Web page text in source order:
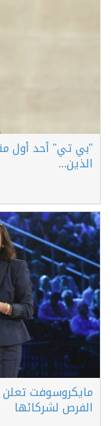
"بي تي" أحد أول
الذين...
مايكروسوفت تعلن
الفرص لشركائها